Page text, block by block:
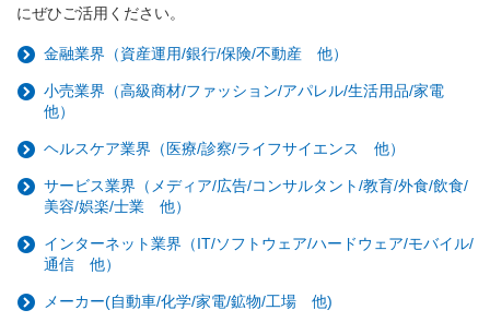
にぜひご活用ください。
金融業界（資産運用/銀行/保険/不動産 他）
小売業界（高級商材/ファッション/アパレル/生活用品/家電
他）
ヘルスケア業界（医療/診察/ライフサイエンス 他）
サービス業界（メディア/広告/コンサルタント/教育/外食/飲食/
美容/娯楽/士業 他）
インターネット業界（IT/ソフトウェア/ハードウェア/モバイル/
通信 他）
メーカー(自動車/化学/家電/鉱物/工場 他)